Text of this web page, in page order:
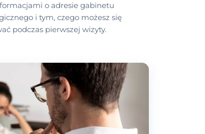
o adresie gabinetu
i tym, czego możesz się
podczas pierwszej wizyty.